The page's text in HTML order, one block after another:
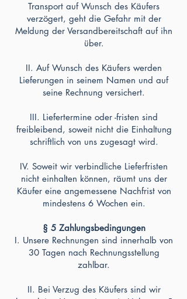
Transport auf Wunsch des Käufers
verzögert, geht die Gefahr mit der
Meldung der Versandbereitschaft auf ihn
über.
II. Auf Wunsch des Käufers werden
Lieferungen in seinem Namen und auf
seine Rechnung versichert.
III. Liefertermine oder -fristen sind
freibleibend, soweit nicht die Einhaltung
schriftlich von uns zugesagt wird.
IV. Soweit wir verbindliche Lieferfristen
nicht einhalten können, räumt uns der
Käufer eine angemessene Nachfrist von
mindestens 6 Wochen ein.
§ 5 Zahlungsbedingungen
I. Unsere Rechnungen sind innerhalb von
30 Tagen nach Rechnungsstellung
zahlbar.
II. Bei Verzug des Käufers sind wir